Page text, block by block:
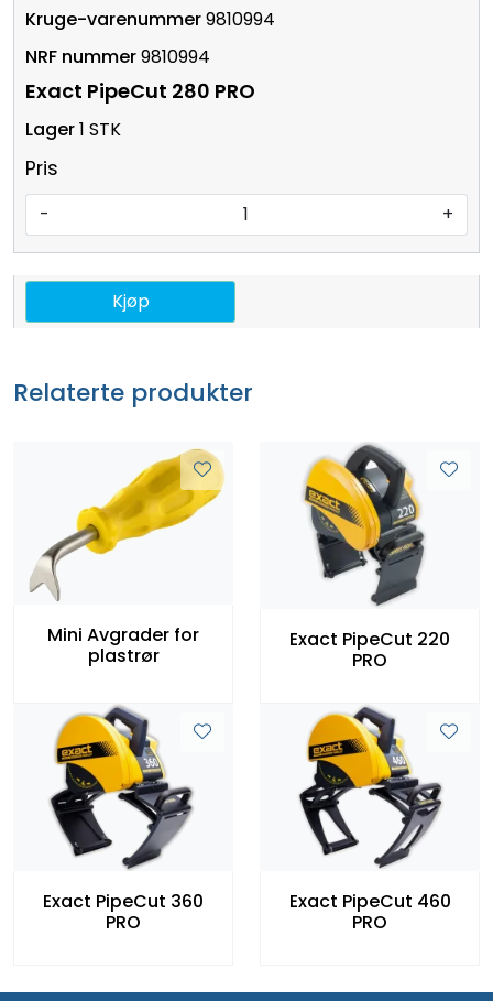
Relaterte produkter
Mini Avgrader for
plastrør
Exact PipeCut 220
PRO
Exact PipeCut 360
PRO
Exact PipeCut 460
PRO
9810994
9810994
Exact PipeCut 280 PRO
1 STK
Pris
- +
Kjøp